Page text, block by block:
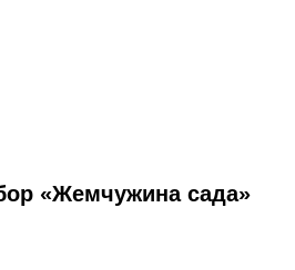
«Жемчужина сада»